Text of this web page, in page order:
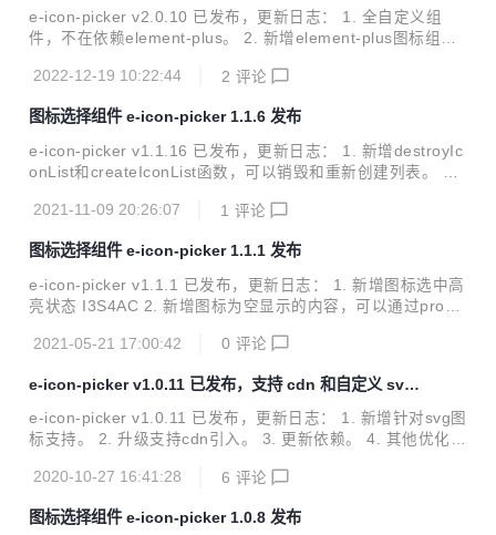
问题。 修复当搜索后，图标列表无法复原问题。 修复input框
高度显示问题。 修复文档 复制成功 不显示问题。 修复文档
当编译完后无法正常显示组件问题。 删除css ie兼容支持。 优
化暂无图标文字样式。 优化默认追加到body...
e-icon-picker v2.0.10 已发布，更新日志： 1. 全自定义组
件，不在依赖element-plus。 2. 新增element-plus图标组件
ndex异常问题。 6. 新增antd图标。 7. 新增arcoVueIcon图
nstall e-icon-picker@next -S 快速使用 import {createApp} f
rom 'vue'; import App from './App.vue'; imp...
2022-12-19 10:22:44 2 评论
图标选择组件 e-icon-picker 1.1.6 发布
e-icon-picker v1.1.16 已发布，更新日志： 1. 新增destroyIc
onList和createIconList函数，可以销毁和重新创建列表。 2.
g。 4. 更新依赖。 e-icon-picker 图标选择组件 简洁大方，专
some`（可选）图标库开发的图标选择组件，希望大家喜欢！
喜欢的欢迎star 项目地址 Demo 在线测试 在线API 安装 因为
项目使用了element-ui的组件进行二次开发，所以在使用此...
2021-11-09 20:26:07 1 评论
图标选择组件 e-icon-picker 1.1.1 发布
e-icon-picker v1.1.1 已发布，更新日志： 1. 新增图标选中高
亮状态 I3S4AC 2. 新增图标为空显示的内容，可以通过prop
整目录以及添加自动更新新字体的功能 5. 修复因body的边距
标的支持 I3BBKC 7. 感谢元谷 PR 可自定义的icon 8. 感谢gy
y PR icon增加title，提高辨识度 e-icon-picker 图标选择组件
vue 3正式版本已经发布，请运行 `n...
2021-05-21 17:00:42 0 评论
e-icon-picker v1.0.11 已发布，支持 cdn 和自定义 svg
图标
e-icon-picker v1.0.11 已发布，更新日志： 1. 新增针对svg图
标支持。 2. 升级支持cdn引入。 3. 更新依赖。 4. 其他优化。
（已经脱离element-ui独立可用）和`font-awesome`（可
star 项目地址 Demo 在线测试 在线API 安装 因为项目使用了
2020-10-27 16:41:28 6 评论
图标选择组件 e-icon-picker 1.0.8 发布